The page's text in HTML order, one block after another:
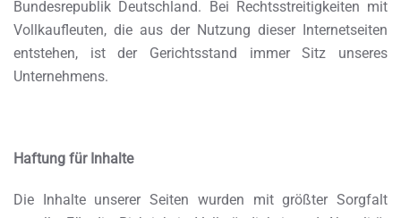
Bundesrepublik Deutschland. Bei Rechtsstreitigkeiten mit
Vollkaufleuten, die aus der Nutzung dieser Internetseiten
entstehen, ist der Gerichtsstand immer Sitz unseres
Unternehmens.
Haftung für Inhalte
Die Inhalte unserer Seiten wurden mit größter Sorgfalt